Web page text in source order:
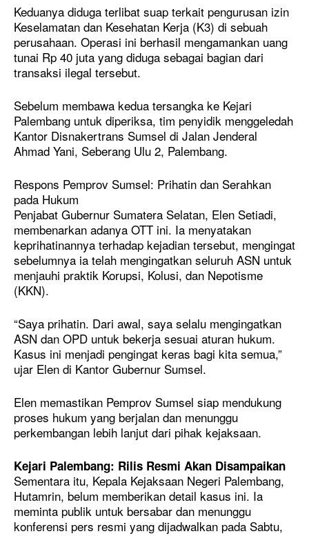
Keduanya diduga terlibat suap terkait pengurusan izin
Keselamatan dan Kesehatan Kerja (K3) di sebuah
perusahaan. Operasi ini berhasil mengamankan uang
tunai Rp 40 juta yang diduga sebagai bagian dari
transaksi ilegal tersebut.
Sebelum membawa kedua tersangka ke Kejari
Palembang untuk diperiksa, tim penyidik menggeledah
Kantor Disnakertrans Sumsel di Jalan Jenderal
Ahmad Yani, Seberang Ulu 2, Palembang.
Respons Pemprov Sumsel: Prihatin dan Serahkan
pada Hukum
Penjabat Gubernur Sumatera Selatan, Elen Setiadi,
membenarkan adanya OTT ini. Ia menyatakan
keprihatinannya terhadap kejadian tersebut, mengingat
sebelumnya ia telah mengingatkan seluruh ASN untuk
menjauhi praktik Korupsi, Kolusi, dan Nepotisme
(KKN).
“Saya prihatin. Dari awal, saya selalu mengingatkan
ASN dan OPD untuk bekerja sesuai aturan hukum.
Kasus ini menjadi pengingat keras bagi kita semua,”
ujar Elen di Kantor Gubernur Sumsel.
Elen memastikan Pemprov Sumsel siap mendukung
proses hukum yang berjalan dan menunggu
perkembangan lebih lanjut dari pihak kejaksaan.
Kejari Palembang: Rilis Resmi Akan Disampaikan
Sementara itu, Kepala Kejaksaan Negeri Palembang,
Hutamrin, belum memberikan detail kasus ini. Ia
meminta publik untuk bersabar dan menunggu
konferensi pers resmi yang dijadwalkan pada Sabtu,